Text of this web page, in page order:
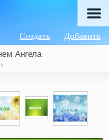
Добавить
Создать
Ангела